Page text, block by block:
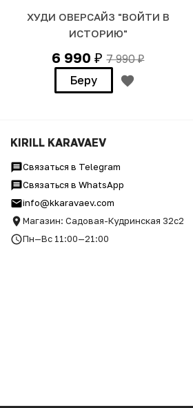
ХУДИ ОВЕРСАЙЗ "ВОЙТИ В
ИСТОРИЮ"
6 990₽ 7 990₽
Беру
KIRILL KARAVAEV
Связаться в Telegram
Связаться в WhatsApp
info@kkaravaev.com
Магазин: Садовая-Кудринская 32с2
Пн—Вс 11:00—21:00